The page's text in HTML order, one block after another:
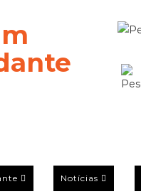
Notícias